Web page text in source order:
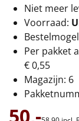
Thema
Origineel
Rituals
Luxe
Niet meer
Voorraad:
Per pakket
€ 0,55
Magazijn: 6